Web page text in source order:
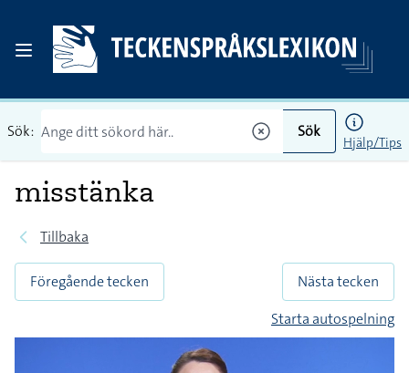
Sök: Sök
Hjälp/Tips
misstänka
Tillbaka
Föregående tecken
Nästa tecken
Starta autospelning